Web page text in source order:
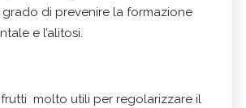
grado di prevenire la formazione
e l’alitosi.
molto utili per regolarizzare il